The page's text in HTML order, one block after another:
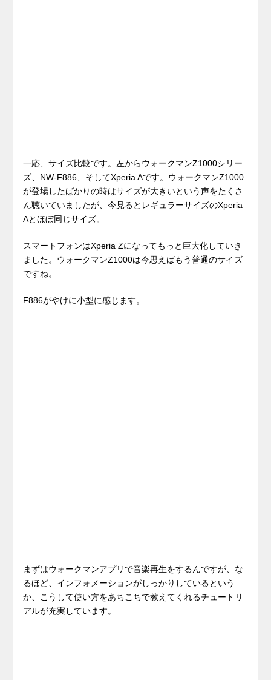
一応、サイズ比較です。左からウォークマンZ1000シリー
ズ、NW-F886、そしてXperia Aです。ウォークマンZ1000
が登場したばかりの時はサイズが大きいという声をたくさ
ん聴いていましたが、今見るとレギュラーサイズのXperia
Aとほぼ同じサイズ。
スマートフォンはXperia Zになってもっと巨大化していき
ました。ウォークマンZ1000は今思えばもう普通のサイズ
ですね。
F886がやけに小型に感じます。
まずはウォークマンアプリで音楽再生をするんですが、な
るほど、インフォメーションがしっかりしているという
か、こうして使い方をあちこちで教えてくれるチュートリ
アルが充実しています。